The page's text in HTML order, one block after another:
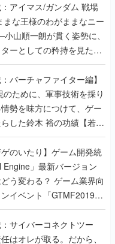
アイマス/ガンダム 戦場
まな王様のわがままなニー
山順一朗が貫く姿勢に、
ーとしての矜持を見た
終回】
バーチャファイター編】
のために、軍事技術を採り
勢を味方につけて、ゲー
した鈴木 裕の功績【若ゲ
ゲのいたり】ゲーム開発統
」最新バージョン
う変わる？ ゲーム業界向
イベント「GTMF2019」
解を深めよう【PR】
：サイバーコネクトツー
はオレが取る。だから、